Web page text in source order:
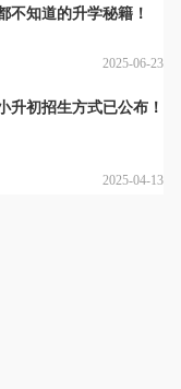
不知道的升学秘籍！
2025-06-23
升初招生方式已公布！
2025-04-13